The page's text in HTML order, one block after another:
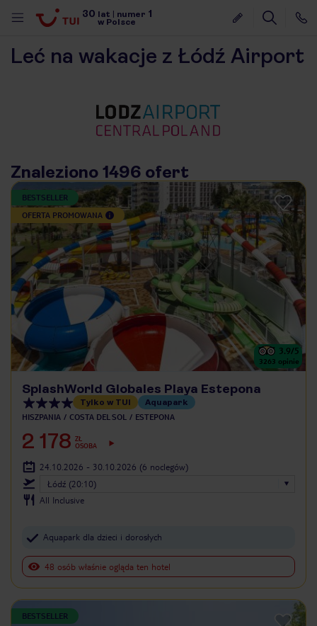
30 lat numer 1
w Polsce
Leć na wakacje z Łódź Airport
Znaleziono 1496 ofert
BESTSELLER
OFERTA PROMOWANA
3.9/5
3263 opinie
SplashWorld Globales Playa Estepona
Tylko w TUI Aquapark
HISZPANIA COSTA DEL SOL ESTEPONA
2 178 ZŁ
OSOBA
24.10.2026 - 30.10.2026 (6 noclegów)
Łódź (20:10)
All Inclusive
Aquapark dla dzieci i dorosłych
48 osób właśnie ogląda ten hotel
BESTSELLER